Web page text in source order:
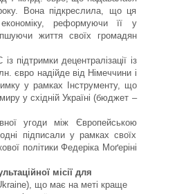
Вона підкреслила, що ця
економіку, реформуючи її у
життя своїх громадян
підтримки децентралізації із
надійде від Німеччини і
у рамках Інструменту, що
у східній Україні (бюджет –
угоди між Європейською
підписали у рамках своїх
політики Федеріка Моґеріні
місії для
що має на меті краще